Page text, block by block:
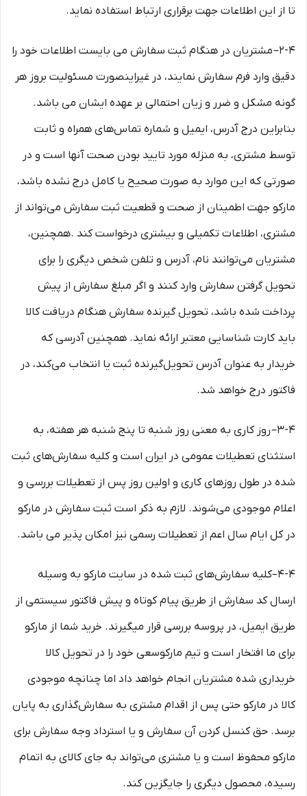
تا از این اطلاعات جهت برقراری ارتباط استفاده نماید.
2-۴– مشتریان در هنگام ثبت سفارش می بایست اطلاعات خود را
دقیق وارد فرم سفارش نمایند، در غیراینصورت مسئولیت بروز هر
گونه مشکل و ضرر و زیان احتمالی بر عهده ایشان می باشد.
بنابراین درج آدرس، ایمیل و شماره تماس‌های همراه و ثابت
توسط مشتری، به منزله مورد تایید بودن صحت آنها است و در
صورتی که این موارد به صورت صحیح یا کامل درج نشده باشد،
مارکو جهت اطمینان از صحت و قطعیت ثبت سفارش می‌تواند از
مشتری، اطلاعات تکمیلی و بیشتری درخواست کند .همچنین،
مشتریان می‌توانند نام، آدرس و تلفن شخص دیگری را برای
تحویل گرفتن سفارش وارد کنند و اگر مبلغ سفارش از پیش
پرداخت شده باشد، تحویل گیرنده سفارش هنگام دریافت کالا
باید کارت شناسایی معتبر ارائه نماید. همچنین آدرسی که
خریدار به عنوان آدرس تحویل‌گیرنده ثبت یا انتخاب می‌کند، در
فاکتور درج خواهد شد.
3-۴– روز کاری به معنی روز شنبه تا پنج شنبه هر هفته، به
استثنای تعطیلات عمومی در ایران است و کلیه سفارش‏‌های ثبت
شده در طول روزهای کاری و اولین روز پس از تعطیلات بررسی و
اعلام موجودی می‌‏شوند. لازم به ذکر است ثبت سفارش در مارکو
در کل ایام سال اعم از تعطیلات رسمی نیز امکان پذیر می باشد.
4-۴–کلیه سفارش‌‏های ثبت شده در سایت مارکو به وسیله
ارسال کد سفارش از طریق پیام کوتاه و پیش فاکتور سیستمی از
طریق ایمیل، در پروسه بررسی قرار میگیرند. خرید شما از مارکو
برای ما افتخار است و تیم مارکوسعی خود را در تحویل کالا
خریداری شده مشتریان انجام خواهد داد اما چنانچه موجودی
کالا در مارکو حتی پس از اقدام مشتری به سفارش‌‏گذاری به پایان
برسد. حق کنسل کردن آن سفارش و یا استرداد وجه سفارش برای
مارکو محفوظ است و یا مشتری می‏‌تواند به جای کالای به اتمام
رسیده، محصول دیگری را جایگزین کند.